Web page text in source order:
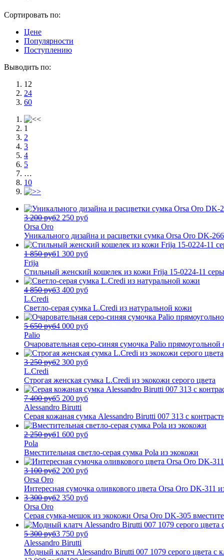
Сортировать по:
Цене
Популярности
Поступлению
Выводить по:
12
24
60
1
2
3
4
5
…
10
3 200 руб2 250 руб
Orsa Oro
Уникального дизайна и расцветки сумка Orsa Oro DK-
1 850 руб1 300 руб
Frija
Стильный женский кошелек из кожи Frija 15-0224-11
4 850 руб3 400 руб
L.Credi
Светло-серая сумка L.Credi из натуральной кожи
5 650 руб4 000 руб
Palio
Очаровательная серо-синяя сумочка Palio
3 250 руб2 300 руб
L.Credi
Строгая женская сумка L.Credi из экокожи серого цвета
7 400 руб5 200 руб
Alessandro Birutti
Серая кожаная сумка Alessandro Birutti 007 313 с
2 250 руб1 600 руб
Pola
Вместительная светло-серая сумка Pola из экокожи
3 100 руб2 200 руб
Orsa Oro
Интересная сумочка оливкового цвета Orsa Oro DK-311
3 300 руб2 350 руб
Orsa Oro
Серая сумка-мешок из экокожи Orsa Oro DK-305
5 300 руб3 750 руб
Alessandro Birutti
Модный клатч Alessandro Birutti 007 1079 серого цвета с